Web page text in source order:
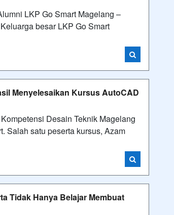
LKP Go Smart Magelang –
besar LKP Go Smart
Menyelesaikan Kursus AutoCAD
Desain Teknik Magelang
Salah satu peserta kursus, Azam
Tidak Hanya Belajar Membuat